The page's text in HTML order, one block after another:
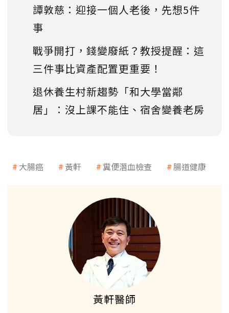
譚敦慈：迎接一個人老後，先想5件
事
戰爭開打，錢變廢紙？教授提醒：這
三件事比資產配置更重要！
退休養生村新趨勢「和大學當鄰
居」：沒上課不能住、宿舍變養老房
大腸癌 黃軒 糞便潛血檢查 腸道健康
黃軒醫師